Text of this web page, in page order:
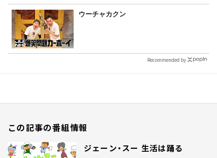
ウーチャカクン
Recommended by
この記事の番組情報
ジェーン・スー 生活は踊る